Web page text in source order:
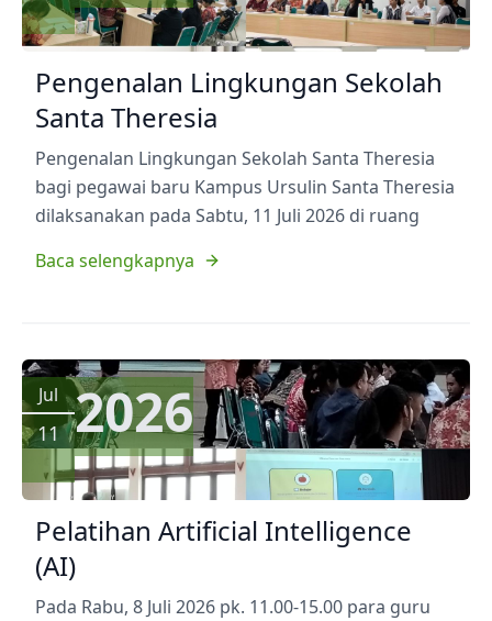
Pengenalan Lingkungan Sekolah
Santa Theresia
Pengenalan Lingkungan Sekolah Santa Theresia
bagi pegawai baru Kampus Ursulin Santa Theresia
dilaksanakan pada Sabtu, 11 Juli 2026 di ruang
Baca selengkapnya
Jul
11 2026
Pelatihan Artificial Intelligence
(AI)
Pada Rabu, 8 Juli 2026 pk. 11.00-15.00 para guru